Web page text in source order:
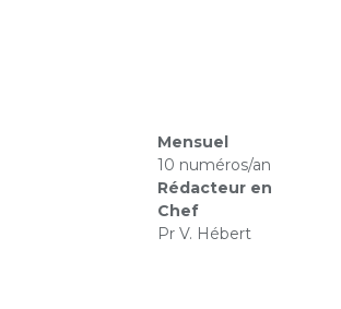
Mensuel
10 numéros/an
Rédacteur en
Chef
Pr V. Hébert